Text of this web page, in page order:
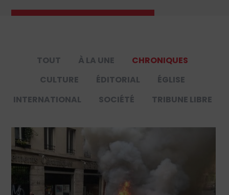
TOUT À LA UNE
CHRONIQUES
CULTURE
ÉDITORIAL
ÉGLISE
INTERNATIONAL
SOCIÉTÉ TRIBUNE LIBRE